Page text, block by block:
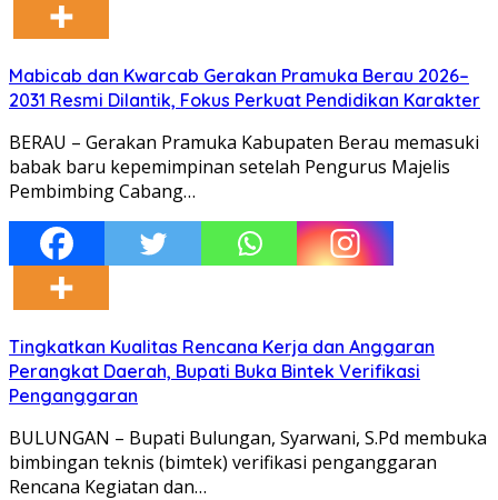
Mabicab dan Kwarcab Gerakan Pramuka Berau 2026–
2031 Resmi Dilantik, Fokus Perkuat Pendidikan Karakter
BERAU – Gerakan Pramuka Kabupaten Berau memasuki
babak baru kepemimpinan setelah Pengurus Majelis
Pembimbing Cabang…
Tingkatkan Kualitas Rencana Kerja dan Anggaran
Perangkat Daerah, Bupati Buka Bintek Verifikasi
Penganggaran
BULUNGAN – Bupati Bulungan, Syarwani, S.Pd membuka
bimbingan teknis (bimtek) verifikasi penganggaran
Rencana Kegiatan dan…